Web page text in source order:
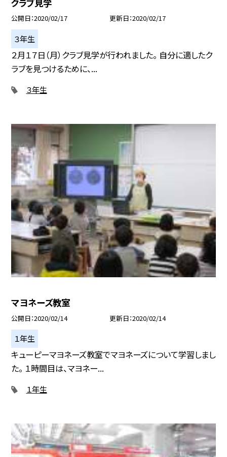
クラブ見学
公開日 2020/02/17 更新日 2020/02/17
３年生
２月１７日（月）クラブ見学が行われました。 自分に適したク
ラブを見つけるために、...
３年生
マヨネーズ教室
公開日 2020/02/14 更新日 2020/02/14
１年生
キューピーマヨネーズ教室でマヨネーズについて学習しまし
た。 １時間目は、マヨネー...
１年生